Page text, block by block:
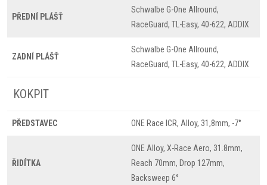
PŘEDNÍ PLÁŠŤ
Schwalbe G-One Allround,
RaceGuard, TL-Easy, 40-622, ADDIX
ZADNÍ PLÁŠŤ
Schwalbe G-One Allround,
RaceGuard, TL-Easy, 40-622, ADDIX
KOKPIT
PŘEDSTAVEC ONE Race ICR, Alloy, 31,8mm, -7°
ŘIDÍTKA
ONE Alloy, X-Race Aero, 31.8mm,
Reach 70mm, Drop 127mm,
Backsweep 6°